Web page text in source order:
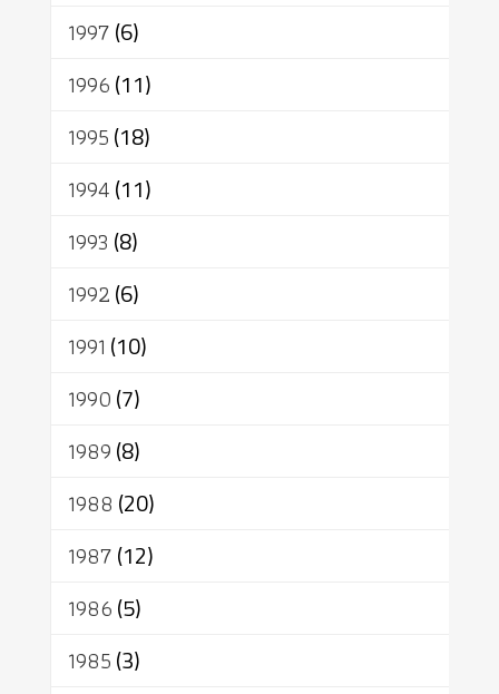
1997(6)
1996(11)
1995(18)
1994(11)
1993 (8)
1992(6)
1991 (10)
1990(7)
1989(8)
1988 (20)
1987(12)
1986(5)
1985(3)